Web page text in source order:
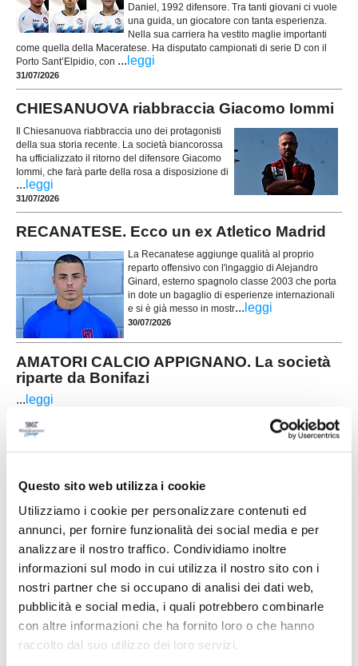
Questo sito web utilizza i cookie
Utilizziamo i cookie per personalizzare contenuti ed
annunci, per fornire funzionalità dei social media e per
analizzare il nostro traffico. Condividiamo inoltre
informazioni sul modo in cui utilizza il nostro sito con i
nostri partner che si occupano di analisi dei dati web,
pubblicità e social media, i quali potrebbero combinarle
con altre informazioni che ha fornito loro o che hanno
raccolto dal suo utilizzo dei loro servizi.
Daniel, 1992 difensore. Tra tanti giovani ci vuole
una guida, un giocatore con tanta esperienza.
Nella sua carriera ha vestito maglie importanti
come quella della Maceratese. Ha disputato campionati di serie D con il
Porto Sant’Elpidio, con ... leggi
31/07/2026
CHIESANUOVA riabbraccia Giacomo Iommi
Il Chiesanuova riabbraccia uno dei protagonisti
della sua storia recente. La società biancorossa
ha ufficializzato il ritorno del difensore Giacomo
Iommi, che farà parte della rosa a disposizione di
... leggi
31/07/2026
RECANATESE. Ecco un ex Atletico Madrid
La Recanatese aggiunge qualità al proprio
reparto offensivo con l'ingaggio di Alejandro
Ginard, esterno spagnolo classe 2003 che porta
in dote un bagaglio di esperienze internazionali
e si è già messo in mostr... leggi
30/07/2026
AMATORI CALCIO APPIGNANO. La società
riparte da Bonifazi
... leggi
Nuovi stimoli, tanta voglia di ripartire e la
della propria carriera. È questo il messaggio
lanciato da Alex Bonifazi, che ha fatto sapere di
opportunità.Dopo alcune stagioni viss
25/07/2026
ROBERTO BERGAMINI saluta il
Montemilone Pollenza e torna sul mercato
Si conclude l'esperienza di Roberto